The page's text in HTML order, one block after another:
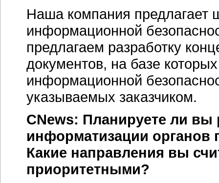
Наша компания предлагает
информационной
предлагаем разработку
документов, на базе
информационной
указываемых заказчиком.
CNews: Планируете ли вы
информатизации органов
Какие направления вы
приоритетными?